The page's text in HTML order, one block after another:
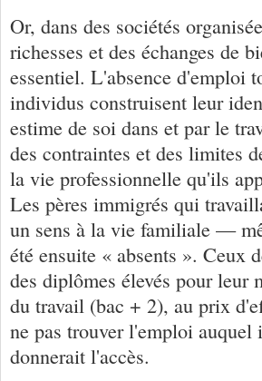
Or, dans des sociétés
richesses et des échanges de
essentiel. L'absence d'emploi
individus construisent leur
estime de soi dans et par le
des contraintes et des limites
la vie professionnelle qu'ils
Les pères immigrés qui
un sens à la vie familiale —
été ensuite « absents ». Ceux
des diplômes élevés pour leur
du travail (bac + 2), au prix
ne pas trouver l'emploi
donnerait l'accès.